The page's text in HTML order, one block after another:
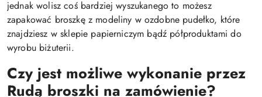
jednak wolisz coś bardziej wyszukanego to możesz
zapakować broszkę z modeliny w ozdobne pudełko, które
znajdziesz w sklepie papierniczym bądź półproduktami do
wyrobu biżuterii.
Czy jest możliwe wykonanie przez
Rudą broszki na zamówienie?